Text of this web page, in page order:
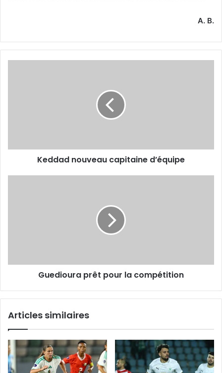
A. B.
Keddad nouveau capitaine d’équipe
Guedioura prêt pour la compétition
Articles similaires